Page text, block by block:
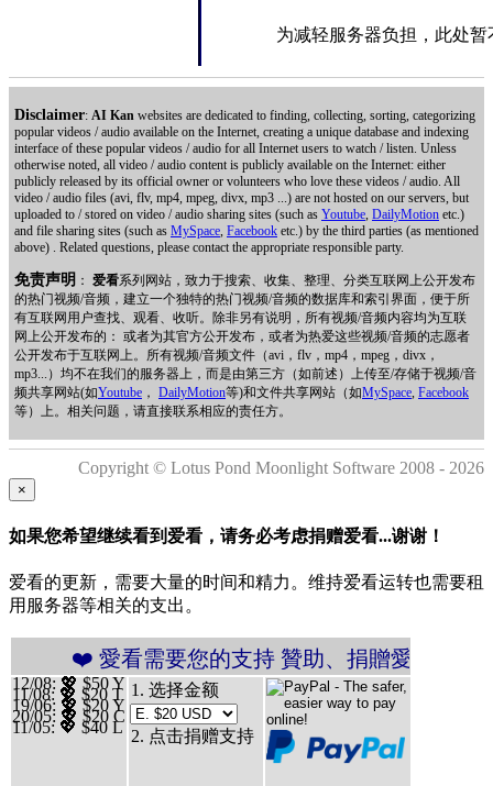
为减轻服务器负担，此处
Disclaimer: AI Kan websites are dedicated to finding, collecting, sorting, categorizing
popular videos / audio available on the Internet, creating a unique database and indexing
interface of these popular videos / audio for all Internet users to watch / listen. Unless
otherwise noted, all video / audio content is publicly available on the Internet: either
publicly released by its official owner or volunteers who love these videos / audio. All
video / audio files (avi, flv, mp4, mpeg, divx, mp3 ...) are not hosted on our servers, but
uploaded to / stored on video / audio sharing sites (such as Youtube, DailyMotion etc.)
and file sharing sites (such as MySpace, Facebook etc.) by the third parties (as mentioned
above) . Related questions, please contact the appropriate responsible party.
免责声明 ： 爱看系列网站，致力于搜索、收集、整理、分类互联网上公开发布
的热门视频/音频，建立一个独特的热门视频/音频的数据库和索引界面，便于所
有互联网用户查找、观看、收听。除非另有说明，所有视频/音频内容均为互联
网上公开发布的： 或者为其官方公开发布，或者为热爱这些视频/音频的志愿者
公开发布于互联网上。所有视频/音频文件（avi，flv，mp4，mpeg，divx，
mp3...）均不在我们的服务器上，而是由第三方（如前述）上传至/存储于视频/音
频共享网站(如Youtube ， DailyMotion等)和文件共享网站（如MySpace, Facebook
等）上。相关问题，请直接联系相应的责任方。
Copyright © Lotus Pond Moonlight Software 2008 - 2026
×
如果您希望继续看到爱看，请务必考虑捐赠爱看...谢谢！
爱看的更新，需要大量的时间和精力。维持爱看运转也需要租
用服务器等相关的支出。
需要您的支持 贊助、捐贈愛看 分享、傳播愛看
12/08: 💖 $50 Y
11/08: 💖 $20 T
19/06: 💖 $20 Y
20/05: 💖 $20 C
11/05: 💖 $40 L
1. 选择金额
2. 点击捐赠支持